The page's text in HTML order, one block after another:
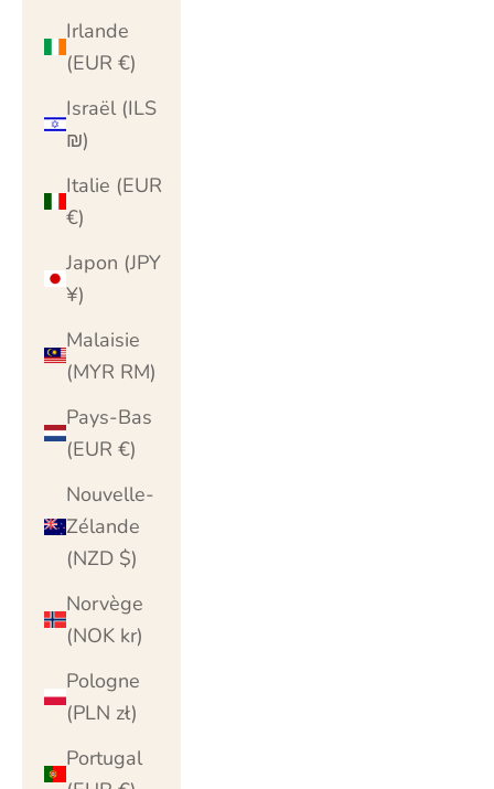
Irlande
(EUR €)
Israël (ILS
₪)
Italie (EUR
€)
Japon (JPY
¥)
Malaisie
(MYR RM)
Pays-Bas
(EUR €)
Nouvelle-
Zélande
(NZD $)
Norvège
(NOK kr)
Pologne
(PLN zł)
Portugal